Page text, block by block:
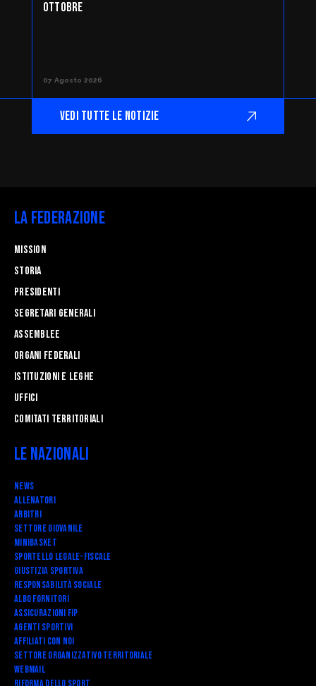
OTTOBRE
07 Agosto 2026
VEDI TUTTE LE NOTIZIE
La Federazione
Mission
STORIA
Presidenti
Segretari generali
Assemblee
Organi federali
Istituzioni e leghe
Uffici
Comitati Territoriali
Le Nazionali
News
Allenatori
Arbitri
Settore Giovanile
Minibasket
SPORTELLO LEGALE-FISCALE
Giustizia Sportiva
Responsabilità Sociale
Albo fornitori
Assicurazioni FIP
Agenti Sportivi
Affiliati con noi
Settore Organizzativo Territoriale
Webmail
RIFORMA DELLO SPORT